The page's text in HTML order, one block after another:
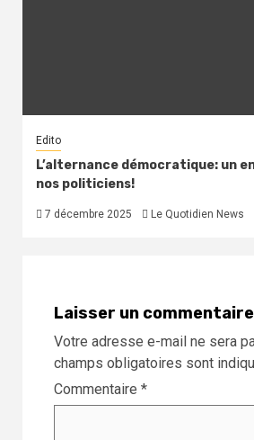
Edito
L’alternance démocratique: un
nos politiciens!
7 décembre 2025 Le Quotidien News
Laisser un commentaire
Votre adresse e-mail ne sera
champs obligatoires sont
Commentaire *